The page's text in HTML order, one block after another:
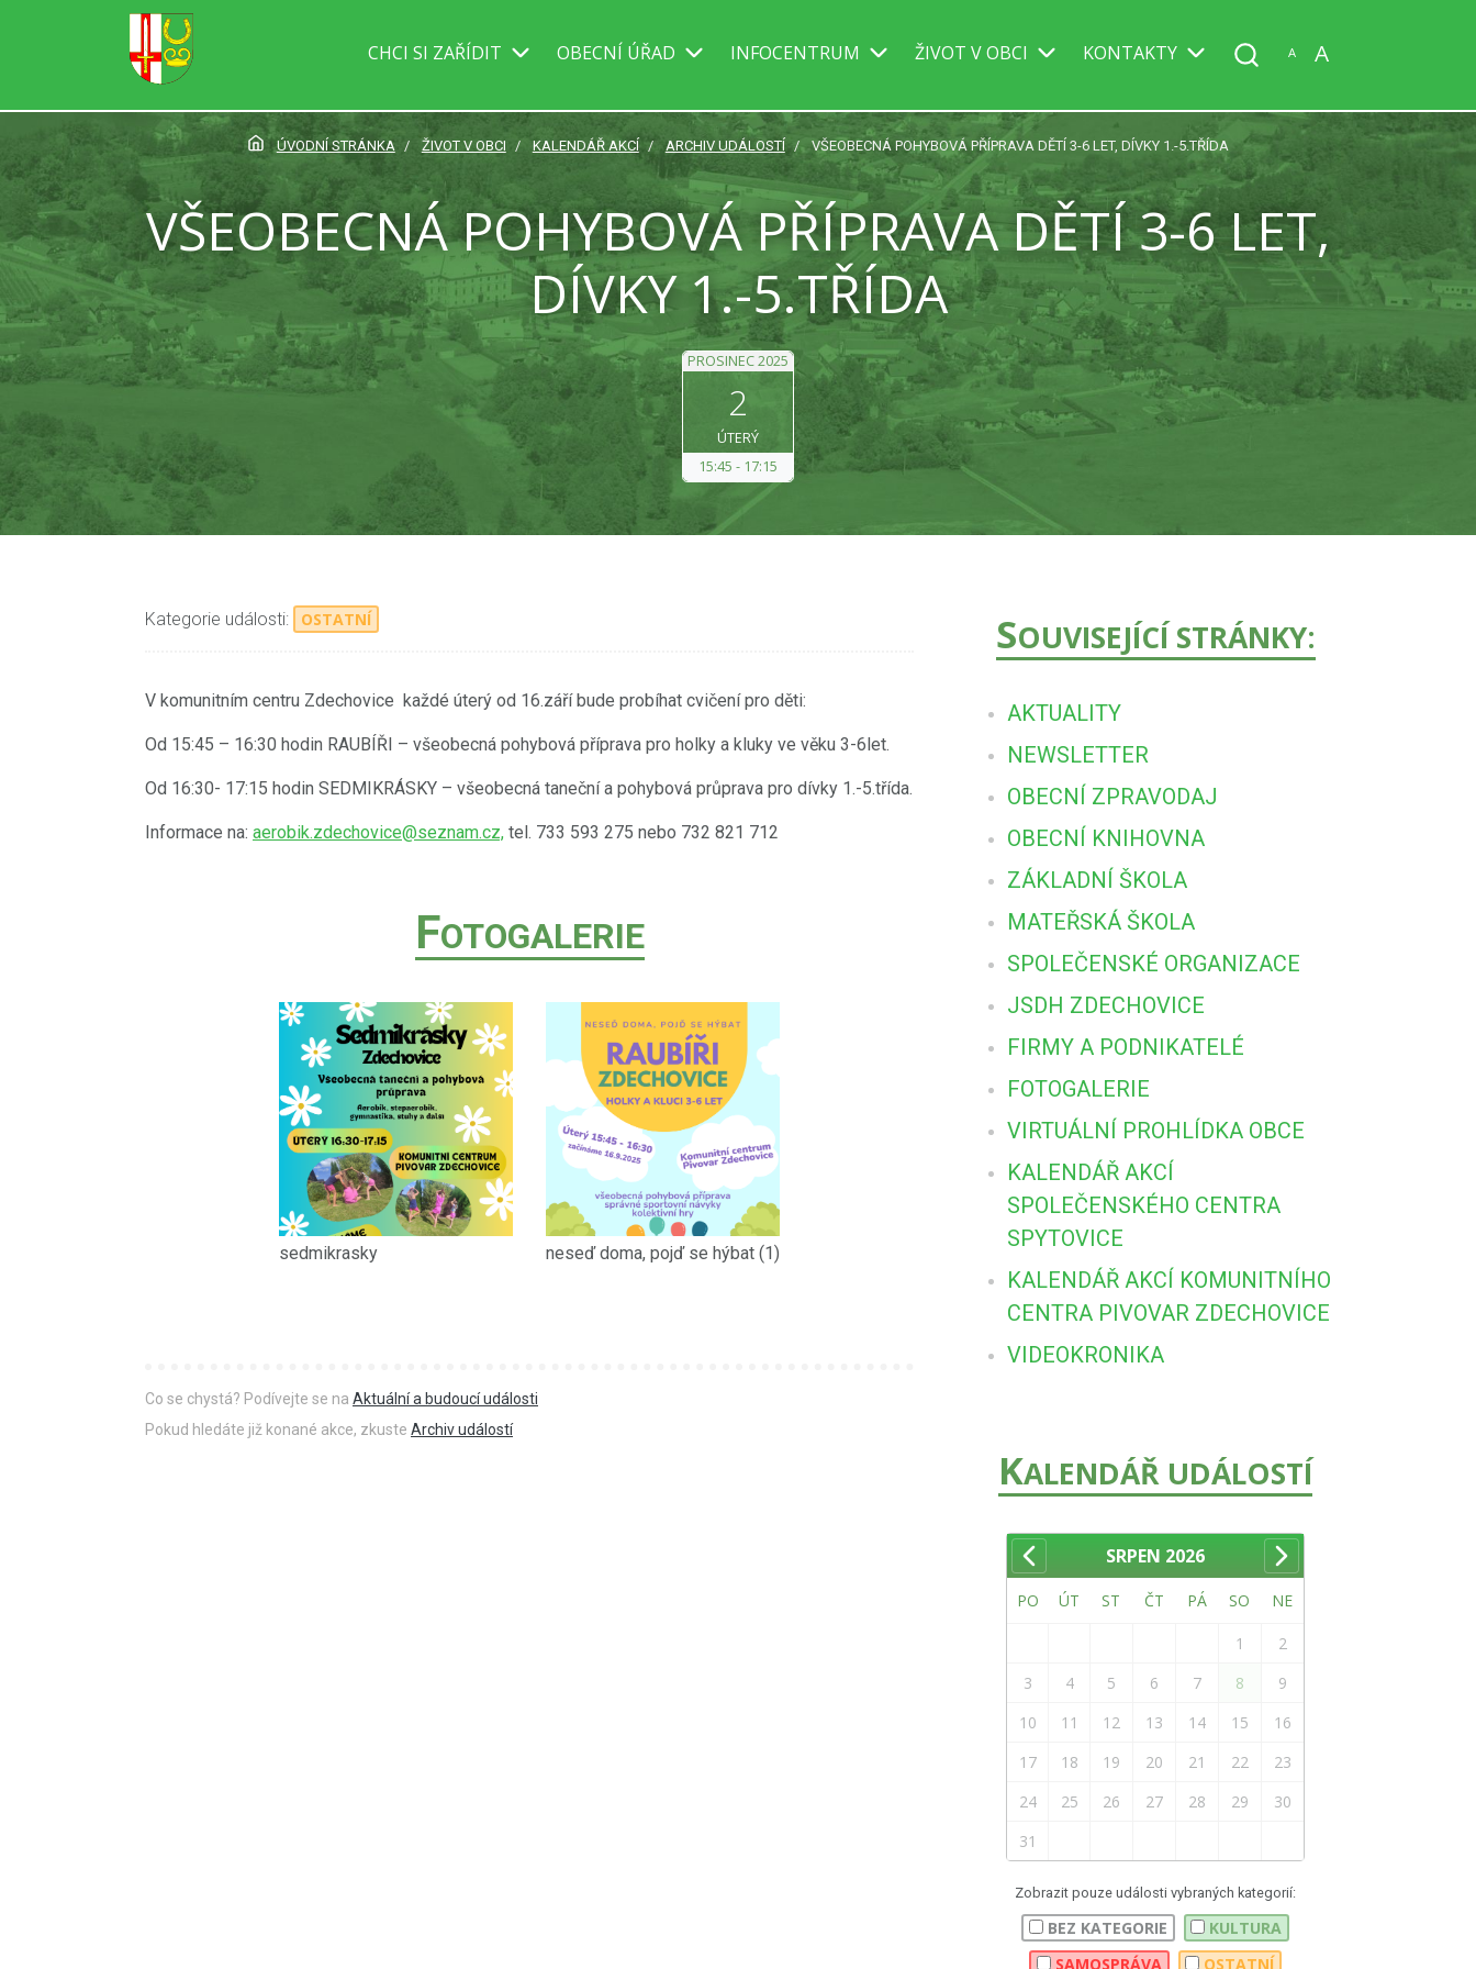
CHCI SI ZAŘÍDIT OBECNÍ ÚŘAD INFOCENTRUM ŽIVOT V OBCI KONTAKTY A A
ÚVODNÍ STRÁNKA ŽIVOT V OBCI KALENDÁŘ AKCÍ ARCHIV UDÁLOSTÍ VŠEOBECNÁ POHYBOVÁ PŘÍPRAVA DĚTÍ 3-6 LET, DÍVKY 1.-5.TŘÍDA
VŠEOBECNÁ POHYBOVÁ PŘÍPRAVA DĚTÍ 3-6 LET,
DÍVKY 1.-5.TŘÍDA
PROSINEC 2025
2
ÚTERÝ
15:45
17:15
Kategorie události: OSTATNÍ
V komunitním centru Zdechovice každé úterý od 16.září bude probíhat cvičení pro děti:
Od 15:45 – 16:30 hodin RAUBÍŘI – všeobecná pohybová příprava pro holky a kluky ve věku 3-6let.
Od 16:30- 17:15 hodin SEDMIKRÁSKY – všeobecná taneční a pohybová průprava pro dívky 1.-5.třída.
Informace na: aerobik.zdechovice@seznam.cz, tel. 733 593 275 nebo 732 821 712
FOTOGALERIE
sedmikrasky neseď doma, pojď se hýbat (1)
Co se chystá? Podívejte se na Aktuální a budoucí události
Pokud hledáte již konané akce, zkuste Archiv událostí
SOUVISEJÍCÍ STRÁNKY:
AKTUALITY
NEWSLETTER
OBECNÍ ZPRAVODAJ
OBECNÍ KNIHOVNA
ZÁKLADNÍ ŠKOLA
MATEŘSKÁ ŠKOLA
SPOLEČENSKÉ ORGANIZACE
JSDH ZDECHOVICE
FIRMY A PODNIKATELÉ
FOTOGALERIE
VIRTUÁLNÍ PROHLÍDKA OBCE
KALENDÁŘ AKCÍ
SPOLEČENSKÉHO CENTRA
SPYTOVICE
KALENDÁŘ AKCÍ KOMUNITNÍHO
CENTRA PIVOVAR ZDECHOVICE
VIDEOKRONIKA
KALENDÁŘ UDÁLOSTÍ
SRPEN 2026
PO ÚT ST ČT PÁ SO NE
1
2
3
4 5 6 7 8
9
10
11 12 13 14 15
16
17
18 19 20 21 22
23
24
25 26 27 28 29
30
31
Zobrazit pouze události vybraných kategorií:
BEZ KATEGORIE
KULTURA
SAMOSPRÁVA
OSTATNÍ